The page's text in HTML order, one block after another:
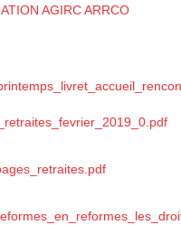
AGIRC ARRCO